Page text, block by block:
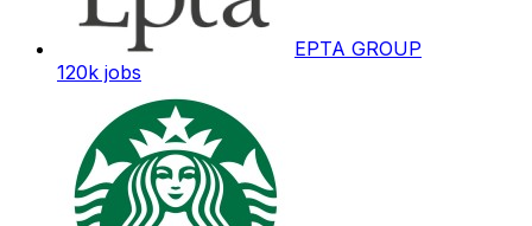
EPTA GROUP
120k jobs